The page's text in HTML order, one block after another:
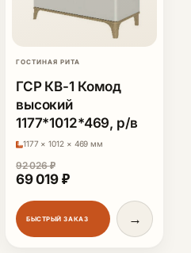
131 250 ₽.
98 438 ₽.
ГОСТИНАЯ РИТА
ГСР КВ-1 Комод
высокий
1177*1012*469, р/в
1177 × 1012 × 469 мм
92 026₽
Первоначальная цена
69 019 ₽Текущая цена: 69
БЫСТРЫЙ ЗАКАЗ →